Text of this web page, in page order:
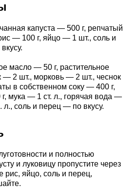
капуста — 500 г, репчатый
— 100 г, яйцо — 1 шт., соль и
масло — 50 г, растительное
— 2 шт., морковь — 2 шт., чеснок
в собственном соку — 400 г,
мука — 1 ст. л., горячая вода —
соль и перец — по вкусу.
и полностью
и луковицу пропустите через
рис, яйцо, соль и перец,